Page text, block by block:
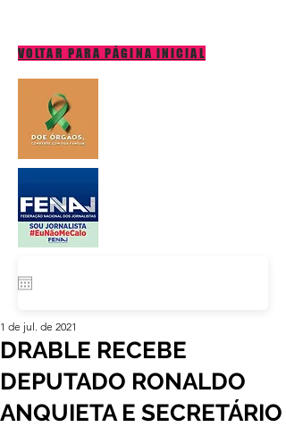
VOLTAR PARA PÁGINA INICIAL
DRABLE RECEBE
DEPUTADO RONALDO
ANQUIETA E SECRETÁRIO
1 de jul. de 2021